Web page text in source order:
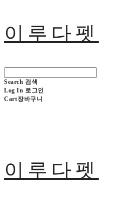
이루다펫
Search 검색
Log In 로그인
Cart장바구니
이루다펫